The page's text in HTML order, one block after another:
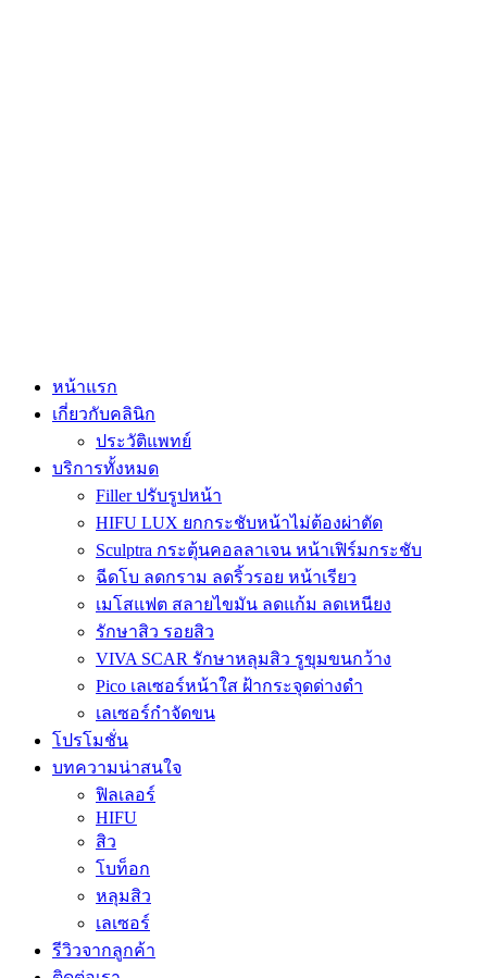
หน้าแรก
เกี่ยวกับคลินิก
ประวัติแพทย์
บริการทั้งหมด
Filler ปรับรูปหน้า
HIFU LUX ยกกระชับหน้าไม่ต้องผ่าตัด
Sculptra กระตุ้นคอลลาเจน หน้าเฟิร์มกระชับ
ฉีดโบ ลดกราม ลดริ้วรอย หน้าเรียว
เมโสแฟต สลายไขมัน ลดแก้ม ลดเหนียง
รักษาสิว รอยสิว
VIVA SCAR รักษาหลุมสิว รูขุมขนกว้าง
Pico เลเซอร์หน้าใส ฝ้ากระจุดด่างดำ
เลเซอร์กำจัดขน
โปรโมชั่น
บทความน่าสนใจ
ฟิลเลอร์
HIFU
สิว
โบท็อก
หลุมสิว
เลเซอร์
รีวิวจากลูกค้า